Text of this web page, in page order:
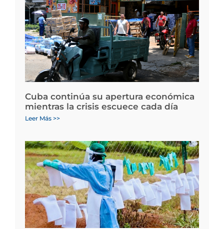
Cuba continúa su apertura económica
mientras la crisis escuece cada día
Leer Más >>